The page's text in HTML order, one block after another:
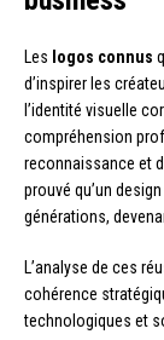
Les logos connus
d’inspirer les
l’identité visuelle
compréhension
reconnaissance et
prouvé qu’un
générations,
L’analyse de ces
cohérence
technologiques et